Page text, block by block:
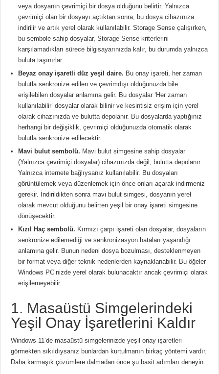
veya dosyanın çevrimiçi bir dosya olduğunu belirtir.Yalnızca
çevrimiçi olan bir dosyayı açtıktan sonra, bu dosya cihazınıza
indirilir ve artık yerel olarak kullanılabilir.Storage Sense çalışırken,
bu sembole sahip dosyalar, Storage Sense kriterlerini
karşılamadıkları sürece bilgisayarınızda kalır, bu durumda yalnızca
buluta taşınırlar.
Beyaz onay işaretli düz yeşil daire. Bu onay işareti, her zaman
bulutla senkronize edilen ve çevrimdışı olduğunuzda bile
erişilebilen dosyalar anlamına gelir. Bu dosyalar ‘Her zaman
kullanılabilir’ dosyalar olarak bilinir ve kesintisiz erişim için yerel
olarak cihazınızda ve bulutta depolanır. Bu dosyalarda yaptığınız
herhangi bir değişiklik, çevrimiçi olduğunuzda otomatik olarak
bulutla senkronize edilecektir.
Mavi bulut sembolü. Mavi bulut simgesine sahip dosyalar
(Yalnızca çevrimiçi dosyalar) cihazınızda değil, bulutta depolanır.
Yalnızca internete bağlıysanız kullanılabilir. Bu dosyaları
görüntülemek veya düzenlemek için önce onları açarak indirmeniz
gerekir. İndirildikten sonra mavi bulut simgesi, dosyanın yerel
olarak mevcut olduğunu belirten yeşil bir onay işareti simgesine
dönüşecektir.
Kızıl Haç sembolü. Kırmızı çarpı işareti olan dosyalar, dosyaların
senkronize edilemediği ve senkronizasyon hataları yaşandığı
anlamına gelir. Bunun nedeni dosya bozulması, desteklenmeyen
bir format veya diğer teknik nedenlerden kaynaklanabilir. Bu öğeler
Windows PC’nizde yerel olarak bulunacaktır ancak çevrimiçi olarak
erişilemeyebilir.
1. Masaüstü Simgelerindeki
Yeşil Onay İşaretlerini Kaldır
Windows 11’de masaüstü simgelerinizde yeşil onay işaretleri
görmekten sıkıldıysanız bunlardan kurtulmanın birkaç yöntemi vardır.
Daha karmaşık çözümlere dalmadan önce şu basit adımları deneyin: